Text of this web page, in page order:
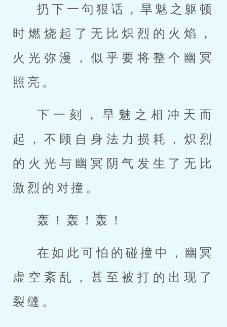
扔下一句狠话，旱魅之躯顿
时燃烧起了无比炽烈的火焰，
火光弥漫，似乎要将整个幽冥
照亮。
下一刻，旱魅之相冲天而
起，不顾自身法力损耗，炽烈
的火光与幽冥阴气发生了无比
激烈的对撞。
轰！轰！轰！
在如此可怕的碰撞中，幽冥
虚空紊乱，甚至被打的出现了
裂缝。